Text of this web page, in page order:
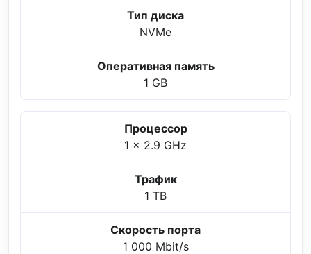
Тип диска
NVMe
Оперативная память
1 GB
Процессор
1 x 2.9 GHz
Трафик
1 TB
Скорость порта
1 000 Mbit/s